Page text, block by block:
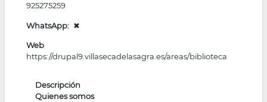
925275259
WhatsApp ✖
Web
https://drupal9.villasecadelasagra.es/areas/biblioteca
Descripción
Quienes somos